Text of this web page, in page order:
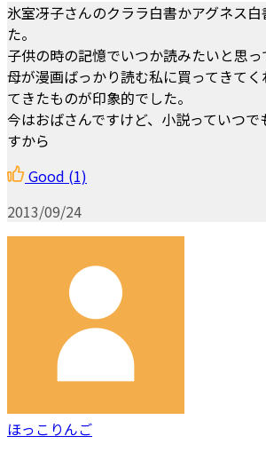
氷室冴子さんのクララ白書かアグネス
た。
子供の時の記憶でいつか読みたいと思っ
母が漫画ばっかり読む私に買ってきて
てきたものが印象的でした。
今はおばさんですけど、小説っていつ
すから
Good (1)
2013/09/24
ほっこりんご